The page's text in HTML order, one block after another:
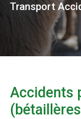
Transport
Accidents